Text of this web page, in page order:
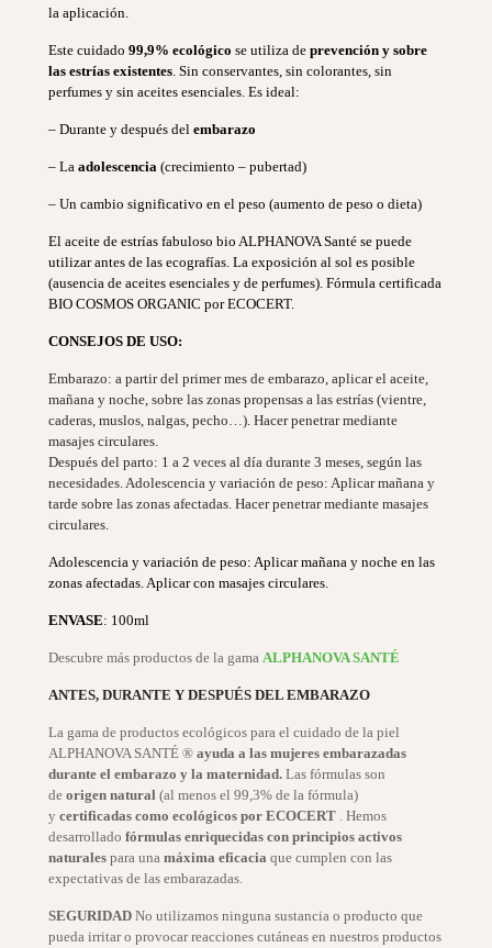
la aplicación.
Este cuidado99,9% ecológico se utiliza deprevención y sobre
las estrías existentes. Sin conservantes, sin colorantes, sin
perfumes y sin aceites esenciales. Es ideal:
– Durante y después delembarazo
– Laadolescencia (crecimiento – pubertad)
– Un cambio significativo en el peso (aumento de peso o dieta)
El aceite de estrías fabuloso bio ALPHANOVA Santé se puede
utilizar antes de las ecografías. La exposición al sol es posible
(ausencia de aceites esenciales y de perfumes). Fórmula certificada
BIO COSMOS ORGANIC por ECOCERT.
CONSEJOS DE USO:
Embarazo: a partir del primer mes de embarazo, aplicar el aceite,
mañana y noche, sobre las zonas propensas a las estrías (vientre,
caderas, muslos, nalgas, pecho…). Hacer penetrar mediante
masajes circulares.
Después del parto: 1 a 2 veces al día durante 3 meses, según las
necesidades. Adolescencia y variación de peso: Aplicar mañana y
tarde sobre las zonas afectadas. Hacer penetrar mediante masajes
circulares.
Adolescencia y variación de peso: Aplicar mañana y noche en las
zonas afectadas. Aplicar con masajes circulares.
ENVASE: 100ml
Descubre más productos de la gamaALPHANOVA SANTÉ
ANTES, DURANTE Y DESPUÉS DEL EMBARAZO
La gama de productos ecológicos para el cuidado de la piel
ALPHANOVA SANTÉ ®ayuda a las mujeres embarazadas
durante el embarazo y la maternidad.Las fórmulas son
deorigen natural (al menos el 99,3% de la fórmula)
ycertificadas comoecológicos por ECOCERT . Hemos
desarrolladofórmulas enriquecidas con principios activos
naturales para unamáxima eficacia que cumplen con las
expectativas de las embarazadas.
SEGURIDAD No utilizamos ninguna sustancia o producto que
pueda irritar o provocar reacciones cutáneas en nuestros productos